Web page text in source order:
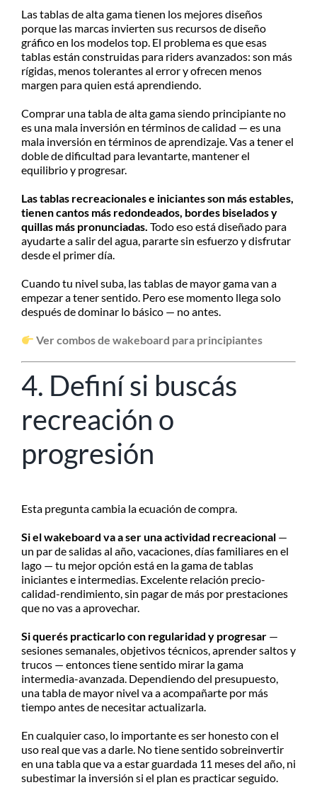
Las tablas de alta gama tienen los mejores diseños
porque las marcas invierten sus recursos de diseño
gráfico en los modelos top. El problema es que esas
tablas están construidas para riders avanzados: son más
rígidas, menos tolerantes al error y ofrecen menos
margen para quien está aprendiendo.
Comprar una tabla de alta gama siendo principiante no
es una mala inversión en términos de calidad — es una
mala inversión en términos de aprendizaje. Vas a tener el
doble de dificultad para levantarte, mantener el
equilibrio y progresar.
Las tablas recreacionales e iniciantes son más estables,
tienen cantos más redondeados, bordes biselados y
quillas más pronunciadas. Todo eso está diseñado para
ayudarte a salir del agua, pararte sin esfuerzo y disfrutar
desde el primer día.
Cuando tu nivel suba, las tablas de mayor gama van a
empezar a tener sentido. Pero ese momento llega solo
después de dominar lo básico — no antes.
Ver combos de wakeboard para principiantes
4. Definí si buscás
recreación o
progresión
Esta pregunta cambia la ecuación de compra.
Si el wakeboard va a ser una actividad recreacional —
un par de salidas al año, vacaciones, días familiares en el
lago — tu mejor opción está en la gama de tablas
iniciantes e intermedias. Excelente relación precio-
calidad-rendimiento, sin pagar de más por prestaciones
que no vas a aprovechar.
Si querés practicarlo con regularidad y progresar —
sesiones semanales, objetivos técnicos, aprender saltos y
trucos — entonces tiene sentido mirar la gama
intermedia-avanzada. Dependiendo del presupuesto,
una tabla de mayor nivel va a acompañarte por más
tiempo antes de necesitar actualizarla.
En cualquier caso, lo importante es ser honesto con el
uso real que vas a darle. No tiene sentido sobreinvertir
en una tabla que va a estar guardada 11 meses del año, ni
subestimar la inversión si el plan es practicar seguido.